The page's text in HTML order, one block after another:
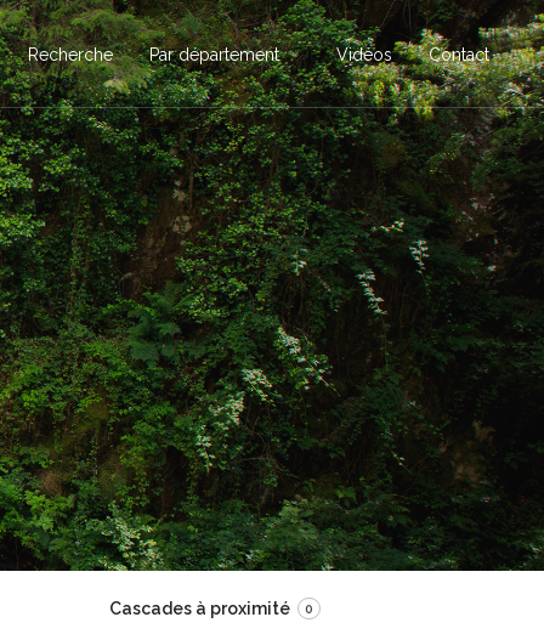
Recherche Par département Vidéos Contact
Cascades à proximité 0